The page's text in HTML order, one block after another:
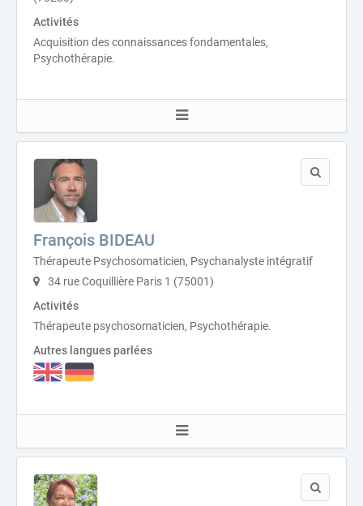
Activités
Acquisition des connaissances fondamentales,
Psychothérapie.
François BIDEAU
Thérapeute Psychosomaticien, Psychanalyste intégratif
34 rue Coquillière Paris 1 (75001)
Activités
Thérapeute psychosomaticien, Psychothérapie.
Autres langues parlées